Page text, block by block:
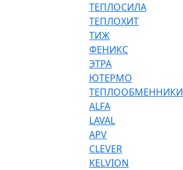
ТЕПЛОСИЛА
ТЕПЛОХИТ
ТИЖ
ФЕНИКС
ЭТРА
ЮТЕРМО
ТЕПЛООБМЕННИКИ
ALFA
LAVAL
APV
CLEVER
KELVION